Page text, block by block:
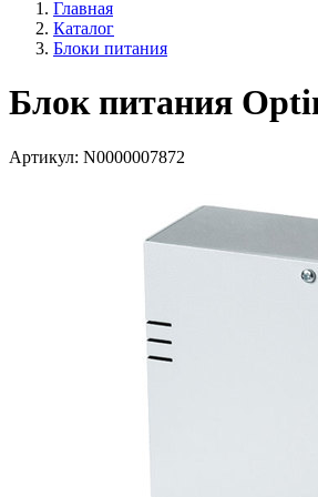
Главная
Каталог
Блоки питания
Блок питания
Артикул: N0000007872